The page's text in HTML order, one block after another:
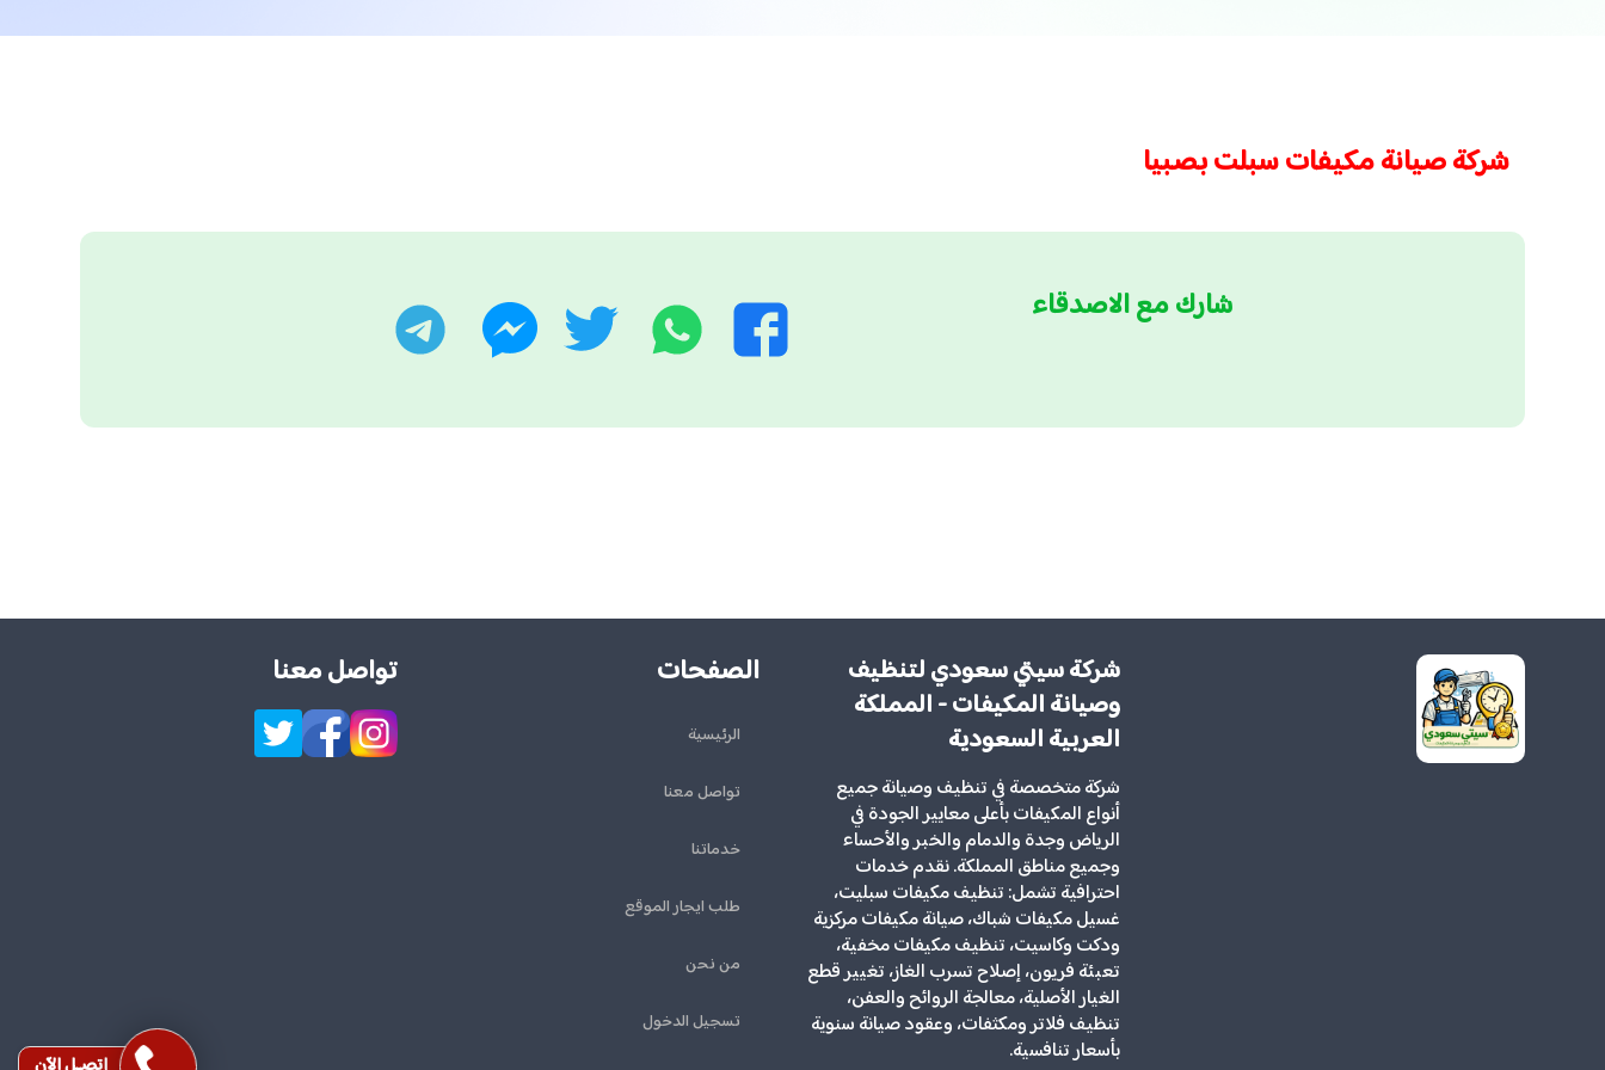
شركة صيانة مكيفات سبلت بصبيا
شارك مع الاصدقاء فيسبوك واتساب تويتر ماسنجر
شركة سيتي سعودي لتنظيف
وصيانة المكيفات - المملكة
العربية السعودية
شركة متخصصة في تنظيف وصيانة جميع
أنواع المكيفات بأعلى معايير الجودة في
الرياض وجدة والدمام والخبر والأحساء
وجميع مناطق المملكة. نقدم خدمات
احترافية تشمل: تنظيف مكيفات سبليت،
غسيل مكيفات شباك، صيانة مكيفات مركزية
ودكت وكاسيت، تنظيف مكيفات مخفية،
تعبئة فريون، إصلاح تسرب الغاز، تغيير قطع
الغيار الأصلية، معالجة الروائح والعفن،
تنظيف فلاتر ومكثفات، وعقود صيانة سنوية
بأسعار تنافسية.
الصفحات
الرئيسية
تواصل معنا
خدماتنا
طلب ايجار الموقع
من نحن
تسجيل الدخول
تواصل معنا